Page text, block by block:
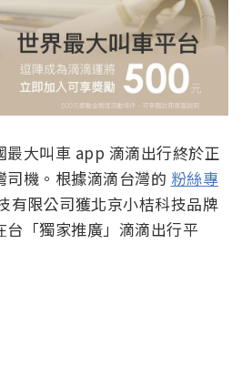
大叫車 app 滴滴出行終於正
機。根據滴滴台灣的 粉絲專
有限公司獲北京小桔科技品牌
「獨家推廣」滴滴出行平